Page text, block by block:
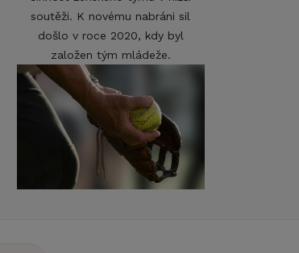
soutěži. K novému nabráni sil
došlo v roce 2020, kdy byl
založen tým mládeže.